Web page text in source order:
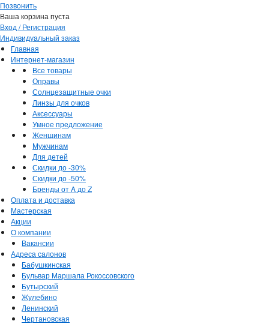
Позвонить
Ваша корзина пуста
Вход / Регистрация
Индивидуальный заказ
Главная
Интернет-магазин
Все товары
Оправы
Солнцезащитные очки
Линзы для очков
Аксессуары
Умное предложение
Женщинам
Мужчинам
Для детей
Скидки до -30%
Скидки до -50%
Бренды от A до Z
Оплата и доставка
Мастерская
Акции
О компании
Вакансии
Адреса салонов
Бабушкинская
Бульвар Маршала Рокоссовского
Бутырский
Жулебино
Ленинский
Чертановская